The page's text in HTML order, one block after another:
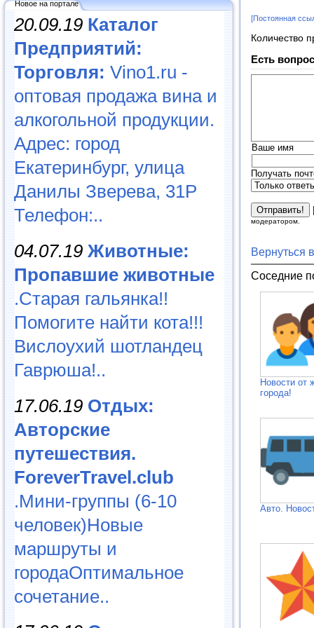
Новое на портале
20.09.19 Каталог
Предприятий:
Торговля: Vino1.ru -
оптовая продажа вина и
алкогольной продукции.
Адрес: город
Екатеринбург, улица
Данилы Зверева, 31Р
Телефон:..
04.07.19 Животные:
Пропавшие животные
.Старая гальянка!!
Помогите найти кота!!!
Вислоухий шотландец
Гаврюша!..
17.06.19 Отдых:
Авторские
путешествия.
ForeverTravel.club
.Мини-группы (6-10
человек)Новые
маршруты и
городаОптимальное
сочетание..
[Постоянная
Количество
Есть
Ваше имя
Получать
модератором.
Вернуться
Соседние
Новости от
города!
Авто.